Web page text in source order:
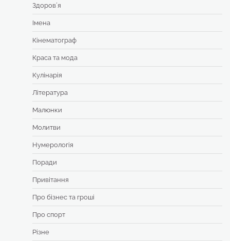
Здоровʼя
Імена
Кінематограф
Краса та мода
Кулінарія
Література
Малюнки
Молитви
Нумерологія
Поради
Привітання
Про бізнес та гроші
Про спорт
Різне